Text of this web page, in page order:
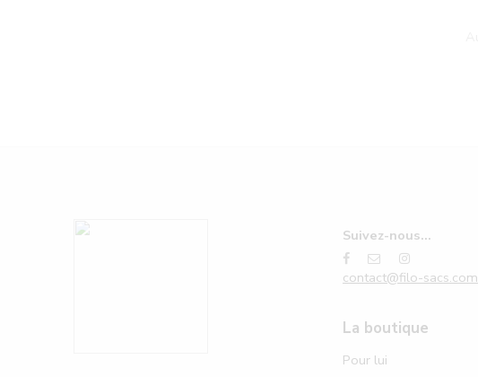
Suivez-nous...
contact@filo-sacs.com
La boutique
Pour lui